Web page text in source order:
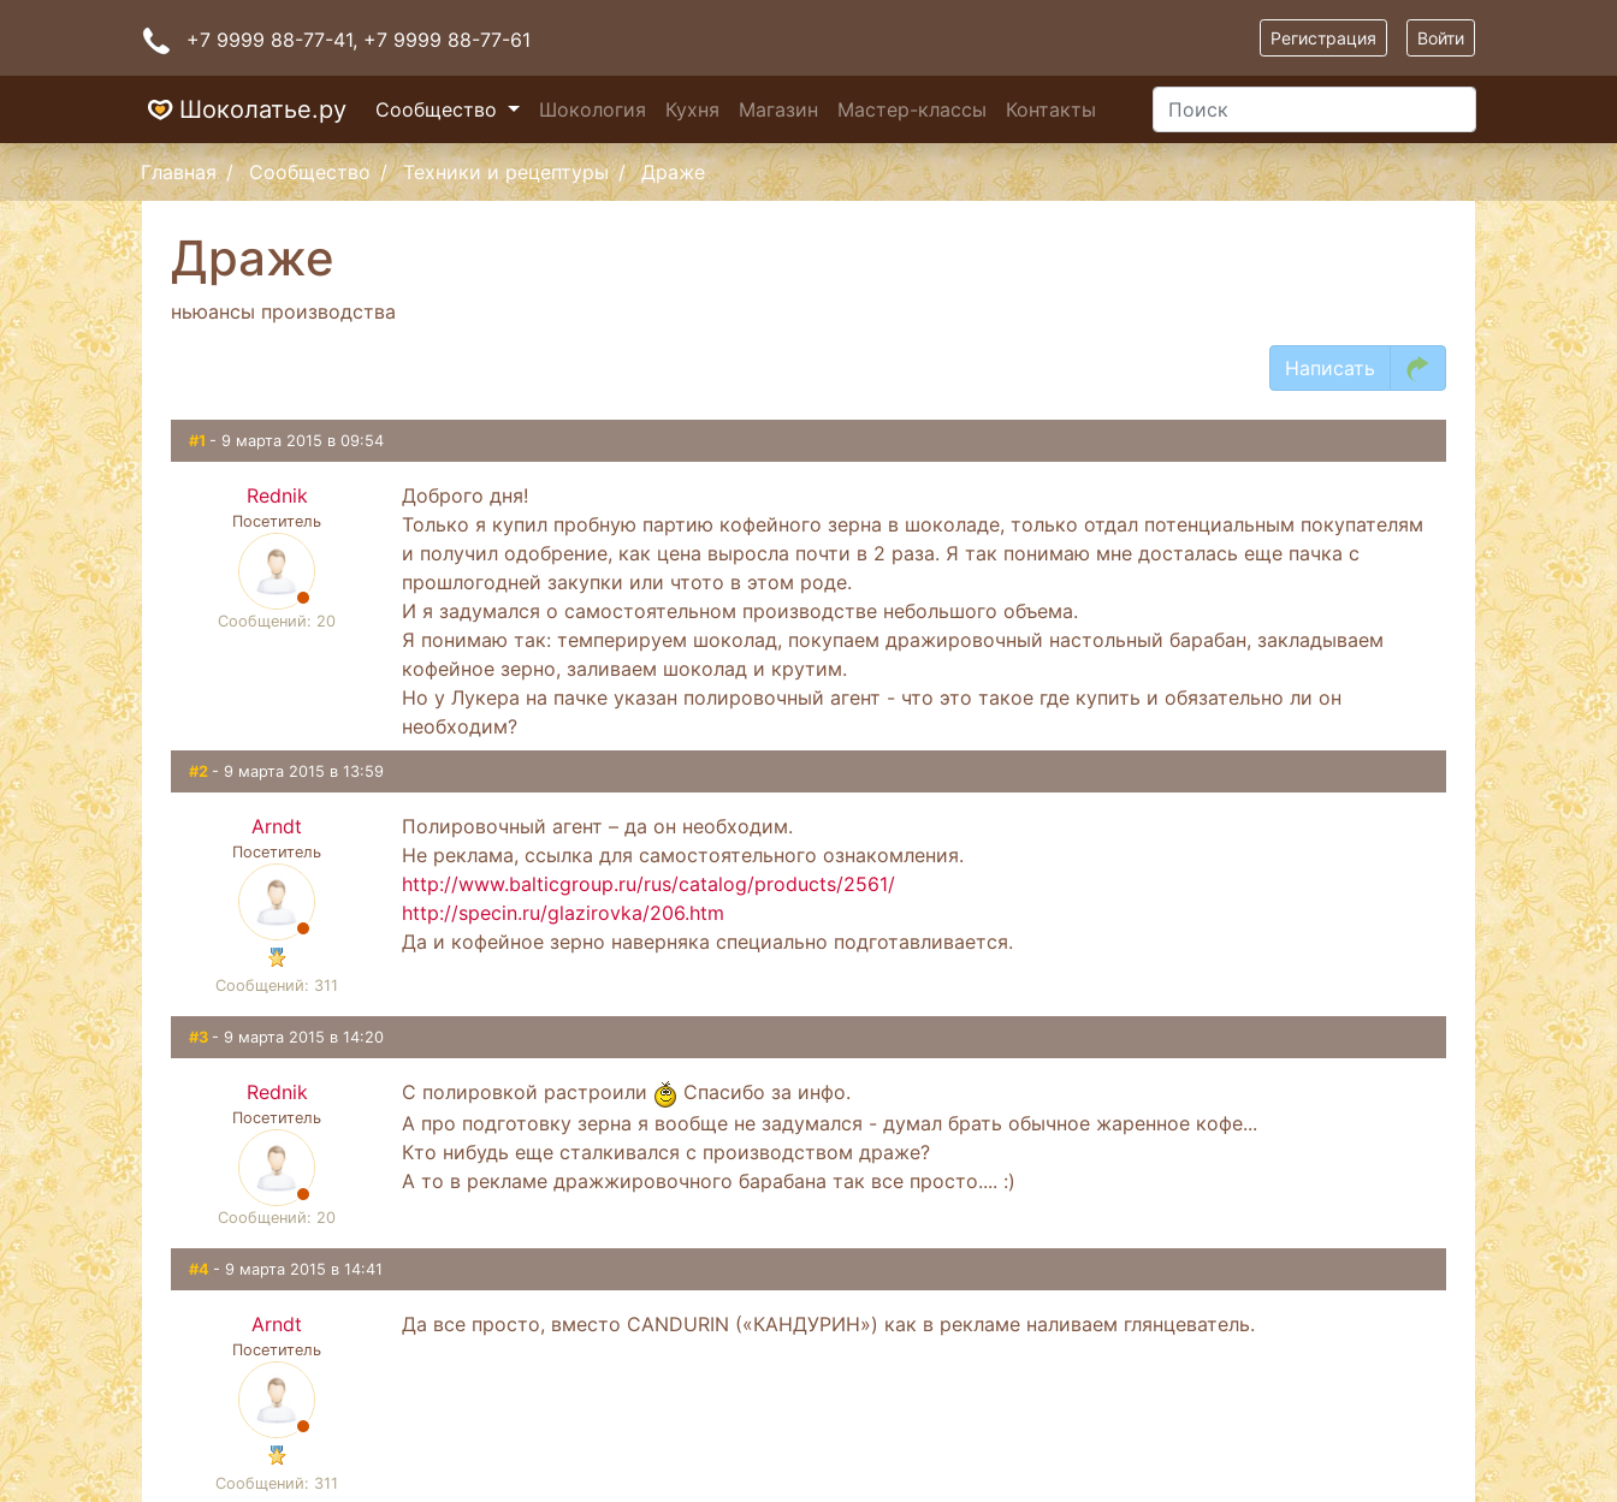
+7 9999 88-77-41, +7 9999 88-77-61 Регистрация Войти
Шоколатье.ру Сообщество Шокология Кухня Магазин Мастер-классы Контакты
Главная Сообщество Техники и рецептуры Драже
Драже
ньюансы производства
Написать
#1 - 9 марта 2015 в 09:54
Rednik
Посетитель
Сообщений: 20
Доброго дня!
Только я купил пробную партию кофейного зерна в шоколаде, только отдал потенциальным покупателям
и получил одобрение, как цена выросла почти в 2 раза. Я так понимаю мне досталась еще пачка с
прошлогодней закупки или чтото в этом роде.
И я задумался о самостоятельном производстве небольшого объема.
Я понимаю так: темперируем шоколад, покупаем дражировочный настольный барабан, закладываем
кофейное зерно, заливаем шоколад и крутим.
Но у Лукера на пачке указан полировочный агент - что это такое где купить и обязательно ли он
необходим?
#2 - 9 марта 2015 в 13:59
Arndt
Посетитель
Сообщений: 311
Полировочный агент – да он необходим.
Не реклама, ссылка для самостоятельного ознакомления.
http://www.balticgroup.ru/rus/catalog/products/2561/
http://specin.ru/glazirovka/206.htm
Да и кофейное зерно наверняка специально подготавливается.
#3 - 9 марта 2015 в 14:20
Rednik
Посетитель
Сообщений: 20
С полировкой растроили
Спасибо за инфо.
А про подготовку зерна я вообще не задумался - думал брать обычное жаренное кофе...
Кто нибудь еще сталкивался с производством драже?
А то в рекламе дражжировочного барабана так все просто.... :)
#4 - 9 марта 2015 в 14:41
Arndt
Посетитель
Сообщений: 311
Да все просто, вместо CANDURIN («КАНДУРИН») как в рекламе наливаем глянцеватель.